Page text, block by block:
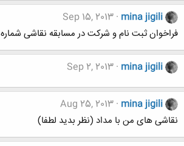
mina jigili
Sep 15, 2013
فراخوان ثبت نام و شرکت در مسابقه نقاشی شماره 02 - طبیعت
mina jigili
Sep 2, 2013
mina jigili
Aug 25, 2013
نقاشی های من با مداد (نظر بدید لطفا)